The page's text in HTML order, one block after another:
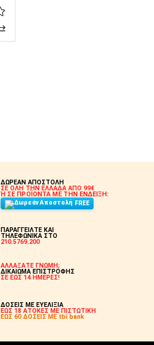
ΔΩΡΕΑΝ ΑΠΟΣΤΟΛΗ
ΣΕ ΟΛΗ ΤΗΝ ΕΛΛΑΔΑ ΑΠΟ 99€
Ή ΣΕ ΠΡΟΪΟΝΤΑ ΜΕ ΤΗΝ ΕΝΔΕΙΞΗ:
FREE
ΠΑΡΑΓΓΕΙΛΤΕ ΚΑΙ
ΤΗΛΕΦΩΝΙΚΑ ΣΤΟ
210.5769.200
ΑΛΛΑΞΑΤΕ ΓΝΩΜΗ;
ΔΙΚΑΙΩΜΑ ΕΠΙΣΤΡΟΦΗΣ
ΣΕ ΕΩΣ 14 ΗΜΕΡΕΣ!
ΔΟΣΕΙΣ ΜΕ ΕΥΕΛΙΞΙΑ
ΕΩΣ 18 ΑΤΟΚΕΣ ΜΕ ΠΙΣΤΩΤΙΚΗ
ΕΩΣ 60 ΔΟΣΕΙΣ ΜΕ tbi bank